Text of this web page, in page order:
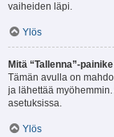
vaiheiden läpi.
Ylös
Mitä “Tallenna”-
Tämän avulla on
ja lähettää
asetuksissa.
Ylös